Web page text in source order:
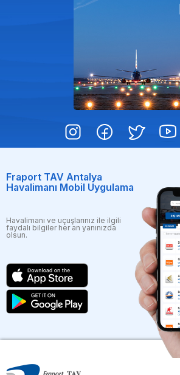
Fraport TAV Antalya
Havalimanı Mobil Uygulama
Havalimanı ve uçuşlarınız ile ilgili
faydalı bilgiler her an yanınızda
olsun.